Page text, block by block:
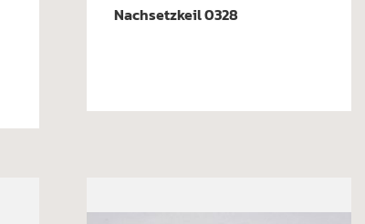
Nachsetzkeil 0328